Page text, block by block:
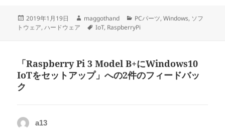
投
稿
2019年1月19日
作
成
maggothand
カ
テ
PCパーツ,Windows, ソフ
トウェア,ハードウェア
タ
IoT, RaspberryPi
「Raspberry Pi 3 Model B+にWindows10
IoTをセットアップ」への2件のフィードバッ
ク
a13